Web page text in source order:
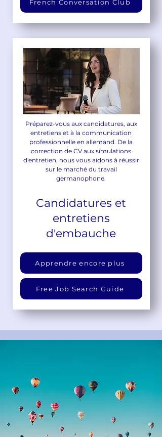
French Conversation Club
Préparez-vous aux candidatures, aux
entretiens et à la communication
professionnelle en allemand. De la
correction de CV aux simulations
d'entretien, nous vous aidons à réussir
sur le marché du travail
germanophone.
Candidatures et
entretiens
d'embauche
Apprendre encore plus
Free Job Search Guide